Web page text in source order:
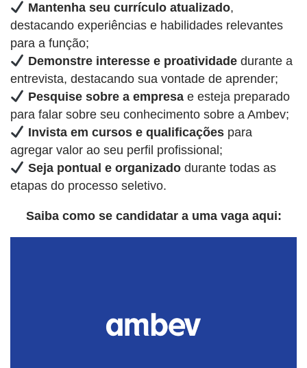
Mantenha seu currículo atualizado,
destacando experiências e habilidades relevantes
para a função;
Demonstre interesse e proatividadedurante a
entrevista, destacando sua vontade de aprender;
Pesquise sobre a empresae esteja preparado
para falar sobre seu conhecimento sobre a Ambev;
Invista em cursos e qualificaçõespara
agregar valor ao seu perfil profissional;
Seja pontual e organizadodurante todas as
etapas do processo seletivo.
Saiba como se candidatar a uma vaga aqui: